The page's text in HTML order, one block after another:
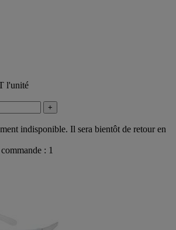
l'unité
+
indisponible. Il sera bientôt de retour en
: 1